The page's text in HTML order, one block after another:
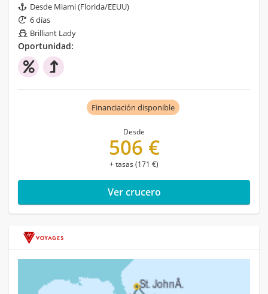
Desde Miami (Florida/EEUU)
6 días
Brilliant Lady
Oportunidad:
Financiación disponible
Desde
506 €
+ tasas (171 €)
Ver crucero